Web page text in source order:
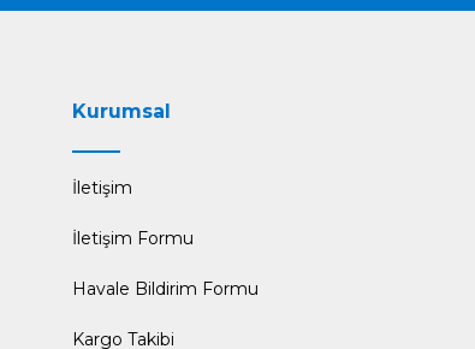
Kurumsal
İletişim
İletişim Formu
Havale Bildirim Formu
Kargo Takibi